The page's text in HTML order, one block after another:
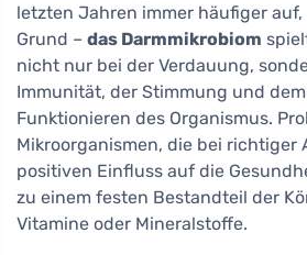
letzten Jahren immer häufiger
Grund – das Darmmikrobiom
nicht nur bei der Verdauung,
Immunität, der Stimmung und
Funktionieren des Organismus.
Mikroorganismen, die bei richtiger
positiven Einfluss auf die
zu einem festen Bestandteil der
Vitamine oder Mineralstoffe.